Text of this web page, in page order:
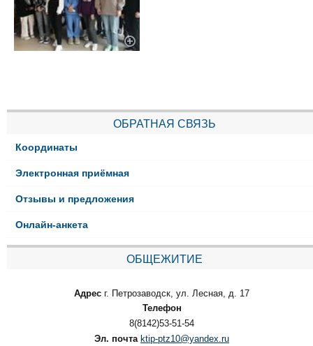
ОБРАТНАЯ СВЯЗЬ
Координаты
Электронная приёмная
Отзывы и предложения
Онлайн-анкета
ОБЩЕЖИТИЕ
Адрес г. Петрозаводск, ул. Лесная, д. 17
Телефон
8(8142)53-51-54
Эл. почта ktip-ptz10@yandex.ru